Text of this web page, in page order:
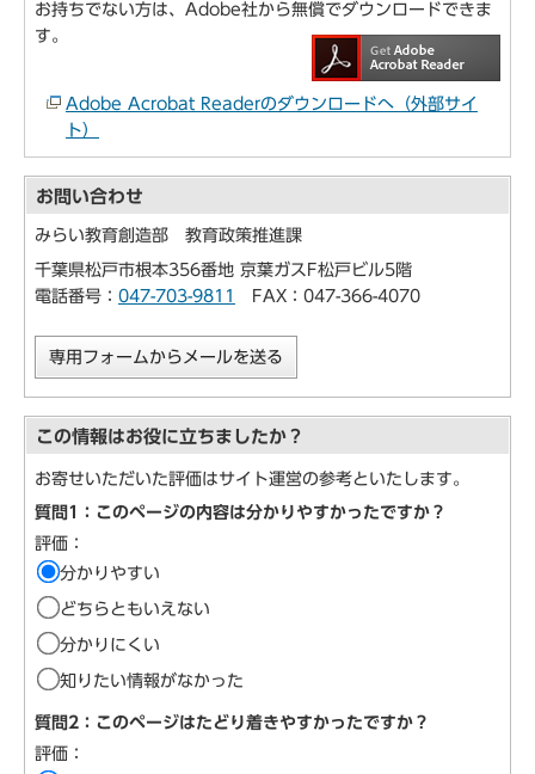
お持ちでない方は、Adobe社から無償でダウンロードできま
す。
Adobe Acrobat Readerのダウンロードへ（外部サイ
ト）
お問い合わせ
みらい教育創造部 教育政策推進課
千葉県松戸市根本356番地 京葉ガスF松戸ビル5階
電話番号： 047-703-9811 FAX：047-366-4070
専用フォームからメールを送る
この情報はお役に立ちましたか？
お寄せいただいた評価はサイト運営の参考といたします。
質問1：このページの内容は分かりやすかったですか？
評価：
分かりやすい
どちらともいえない
分かりにくい
知りたい情報がなかった
質問2：このページはたどり着きやすかったですか？
評価：